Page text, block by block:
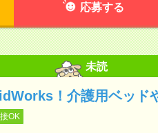
応募する
未読
！介護用ベッド
OK